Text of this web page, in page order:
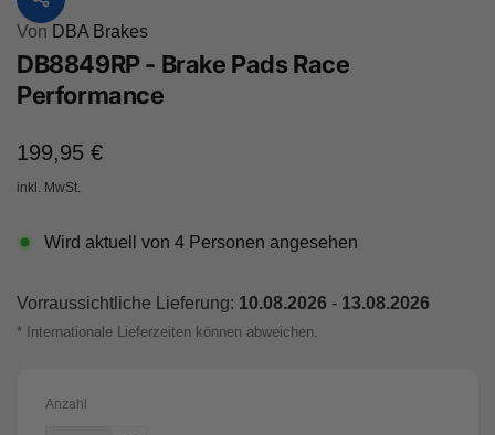
Von DBA Brakes
DB8849RP - Brake Pads Race
Performance
Normaler
Preis
199,95 €
inkl. MwSt.
Wird aktuell von 4 Personen angesehen
Vorraussichtliche Lieferung: 10.08.2026 - 13.08.2026
* Internationale Lieferzeiten können abweichen.
Anzahl